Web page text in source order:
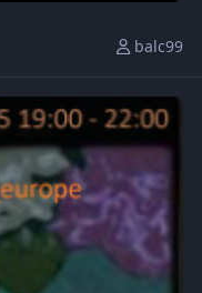
balc99